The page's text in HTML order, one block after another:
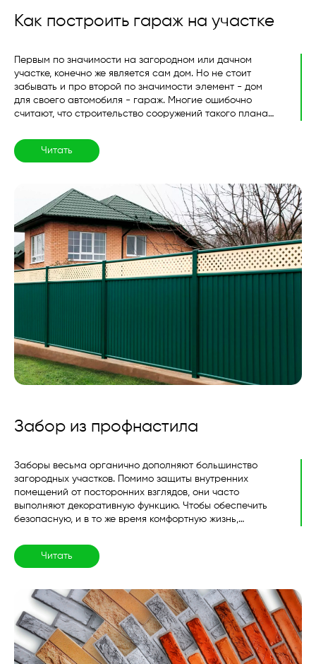
Как построить гараж на участке
Первым по значимости на загородном или дачном
участке, конечно же является сам дом. Но не стоит
забывать и про второй по значимости элемент - дом
для своего автомобиля - гараж. Многие ошибочно
считают, что строительство сооружений такого плана
Читать
Забор из профнастила
Заборы весьма органично дополняют большинство
загородных участков. Помимо защиты внутренних
помещений от посторонних взглядов, они часто
выполняют декоративную функцию. Чтобы обеспечить
безопасную, и в то же время комфортную жизнь,
огромного множества материалов. Одним из доступных
вариантов, отвечающих большинству требований,
Читать